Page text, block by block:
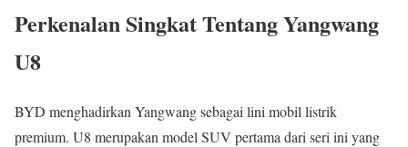
Perkenalan Singkat Tentang Yangwang
U8
BYD menghadirkan Yangwang sebagai lini mobil listrik
premium. U8 merupakan model SUV pertama dari seri ini yang